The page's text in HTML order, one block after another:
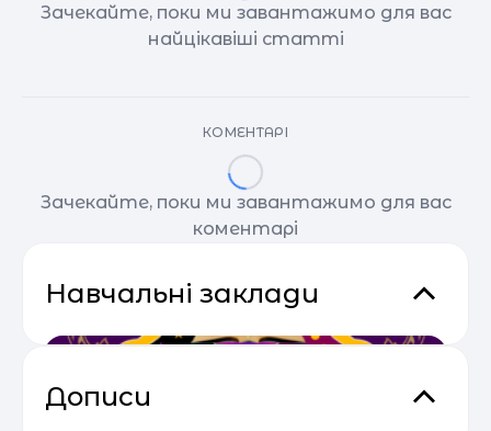
Зачекайте, поки ми завантажимо для вас
найцікавіші статті
КОМЕНТАРІ
Зачекайте, поки ми завантажимо для вас
коментарі
Навчальні заклади
Дописи